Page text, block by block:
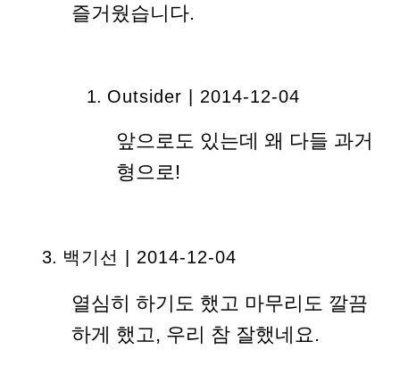
즐거웠습니다.
Outsider | 2014-12-04
앞으로도 있는데 왜 다들 과거
형으로!
백기선 | 2014-12-04
열심히 하기도 했고 마무리도 깔끔
하게 했고, 우리 참 잘했네요.